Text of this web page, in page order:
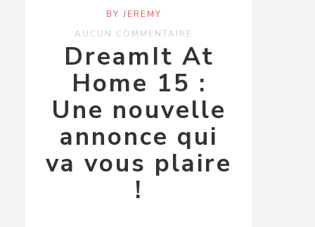
BY JEREMY
AUCUN COMMENTAIRE
DreamIt At
Home 15 :
Une nouvelle
annonce qui
va vous plaire
!